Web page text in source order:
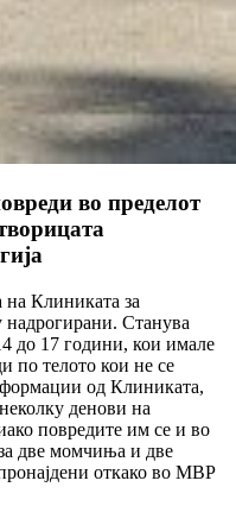
во пределот
на Клиниката за
надрогирани. Станува
до 17 години, кои имале
по телото кои не се
од Клиниката,
денови на
повредите им се и во
две момчиња и две
откако во МВР